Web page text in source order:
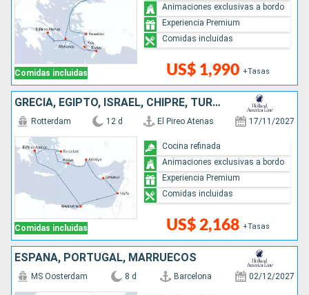
Comidas incluidas US$ 1,990 +Tasas
Animaciones exclusivas a bordo
Experiencia Premium
Comidas incluidas
GRECIA, EGIPTO, ISRAEL, CHIPRE, TURQUÍA
Comidas incluidas
Rotterdam 12 d El Pireo Atenas 17/11/2027
US$ 2,168 +Tasas
Cocina refinada
Animaciones exclusivas a bordo
Experiencia Premium
Comidas incluidas
ESPAÑA, PORTUGAL, MARRUECOS
MS Oosterdam 8 d Barcelona 02/12/2027